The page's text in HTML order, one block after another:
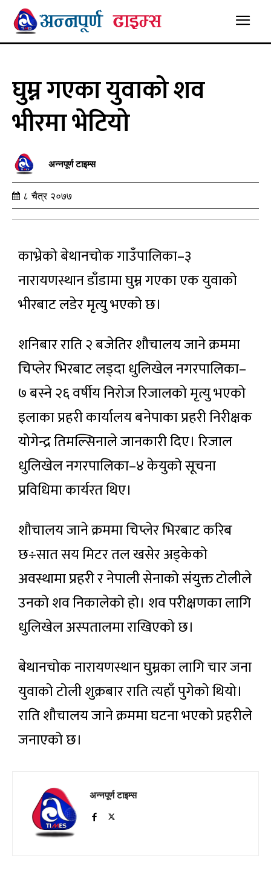
घुम्न गएका युवाको शव
भीरमा भेटियो
अन्नपूर्ण टाइम्स
८ चैत्र २०७७
काभ्रेको बेथानचोक गाउँपालिका–३
नारायणस्थान डाँडामा घुम्न गएका एक युवाको
भीरबाट लडेर मृत्यु भएको छ।
शनिबार राति २ बजेतिर शौचालय जाने क्रममा
चिप्लेर भिरबाट लड्दा धुलिखेल नगरपालिका–
७ बस्ने २६ वर्षीय निरोज रिजालको मृत्यु भएको
इलाका प्रहरी कार्यालय बनेपाका प्रहरी निरीक्षक
योगेन्द्र तिमल्सिनाले जानकारी दिए। रिजाल
धुलिखेल नगरपालिका–४ केयुको सूचना
प्रविधिमा कार्यरत थिए।
शौचालय जाने क्रममा चिप्लेर भिरबाट करिब
छ÷सात सय मिटर तल खसेर अड्केको
अवस्थामा प्रहरी र नेपाली सेनाको संयुक्त टोलीले
उनको शव निकालेको हो। शव परीक्षणका लागि
धुलिखेल अस्पतालमा राखिएको छ।
बेथानचोक नारायणस्थान घुम्नका लागि चार जना
युवाको टोली शुक्रबार राति त्यहाँ पुगेको थियो।
राति शौचालय जाने क्रममा घटना भएको प्रहरीले
जनाएको छ।
अन्नपूर्ण टाइम्स